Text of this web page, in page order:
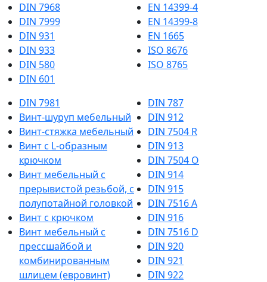
DIN 7968
DIN 7999
DIN 931
DIN 933
DIN 580
DIN 601
EN 14399-4
EN 14399-8
EN 1665
ISO 8676
ISO 8765
DIN 7981
Винт-шуруп мебельный
Винт-стяжка мебельный
Винт с L-образным
крючком
Винт мебельный с
прерывистой резьбой, с
полупотайной головкой
Винт с крючком
Винт мебельный с
прессшайбой и
комбинированным
шлицем (евровинт)
DIN 787
DIN 912
DIN 7504 R
DIN 913
DIN 7504 О
DIN 914
DIN 915
DIN 7516 A
DIN 916
DIN 7516 D
DIN 920
DIN 921
DIN 922